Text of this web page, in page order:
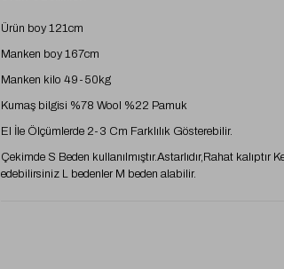
Ürün boy 121cm
Manken boy 167cm
Manken kilo 49-50kg
Kumaş bilgisi %78 Wool %22 Pamuk
El İle Ölçümlerde 2-3 Cm Farklılık Gösterebilir.
Çekimde S Beden kullanılmıştır.Astarlıdır,Rahat kalıptır
edebilirsiniz L bedenler M beden alabilir.